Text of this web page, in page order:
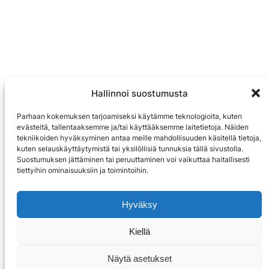
Hallinnoi suostumusta
Parhaan kokemuksen tarjoamiseksi käytämme teknologioita, kuten
evästeitä, tallentaaksemme ja/tai käyttääksemme laitetietoja. Näiden
tekniikoiden hyväksyminen antaa meille mahdollisuuden käsitellä tietoja,
kuten selauskäyttäytymistä tai yksilöllisiä tunnuksia tällä sivustolla.
Suostumuksen jättäminen tai peruuttaminen voi vaikuttaa haitallisesti
tiettyihin ominaisuuksiin ja toimintoihin.
Hyväksy
Kiellä
Näytä asetukset